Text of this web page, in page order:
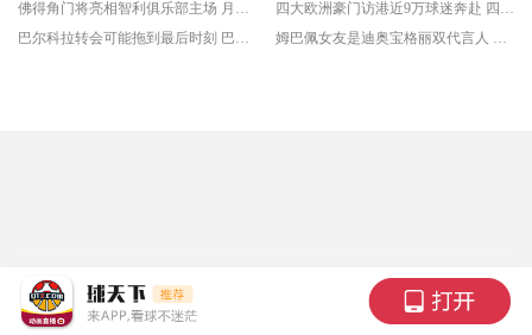
佛得角门将亮相智利俱乐部主场 月薪全智利联赛排第二
四大欧洲豪门访港近9万球迷奔赴 四大优势助香港成办赛首选地
巴尔科拉转会可能拖到最后时刻 巴黎圣日耳曼坚持高价立场
姆巴佩女友是迪奥宝格丽双代言人 法国球星正式公开恋情